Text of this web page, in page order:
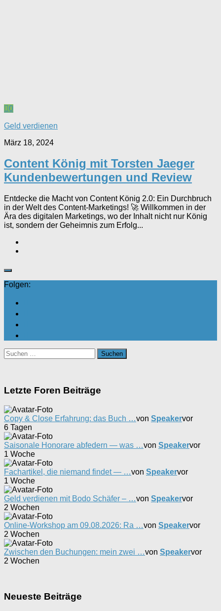
0
Geld verdienen
März 18, 2024
Content König mit Torsten Jaeger
Kundenbewertungen und Review
Entdecke die Macht von Content König 2.0: Ein Durchbruch
in der Welt des Content-Marketings! 🚀 Willkommen in der
Ära des digitalen Marketings, wo der Inhalt nicht nur König
ist, sondern der Geheimnis zum Erfolg...
Folgen:
Suchen
nach:
Letzte Foren Beiträge
Copy & Close Erfahrung: das Buch …von Speakervor
6 Tagen
Saisonale Honorare abfedern — was …von Speakervor
1 Woche
Fachartikel, die niemand findet — …von Speakervor
1 Woche
Geld verdienen mit Bodo Schäfer – …von Speakervor
2 Wochen
Online-Workshop am 09.08.2026: Ra …von Speakervor
2 Wochen
Zwischen den Buchungen: mein zwei …von Speakervor
2 Wochen
Neueste Beiträge